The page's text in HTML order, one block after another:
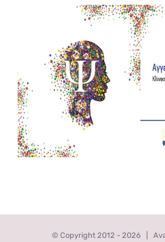
© Copyright 2012 - 2026 |